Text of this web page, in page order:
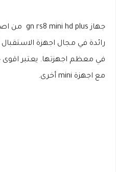
رائدة في مجال اجهزة الاستقبال
في معظم اجهزتها. يعتبر اقوى
مع اجهزة mini أخرى.